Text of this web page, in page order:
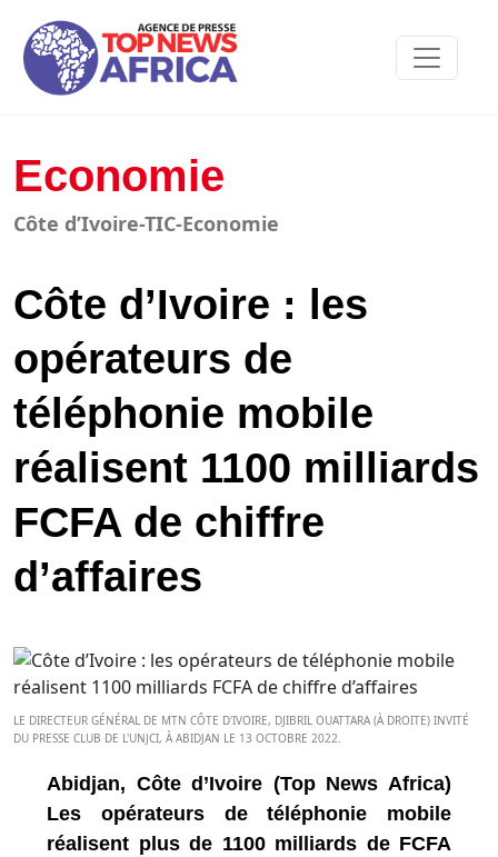
Economie
Côte d’Ivoire-TIC-Economie
Côte d’Ivoire : les
opérateurs de
téléphonie mobile
réalisent 1100 milliards
FCFA de chiffre
d’affaires
LE DIRECTEUR GÉNÉRAL DE MTN CÔTE D'IVOIRE, DJIBRIL OUATTARA (À DROITE) INVITÉ
DU PRESSE CLUB DE L'UNJCI, À ABIDJAN LE 13 OCTOBRE 2022.
Abidjan, Côte d’Ivoire (Top News Africa)
Les opérateurs de téléphonie mobile
réalisent plus de 1100 milliards de FCFA